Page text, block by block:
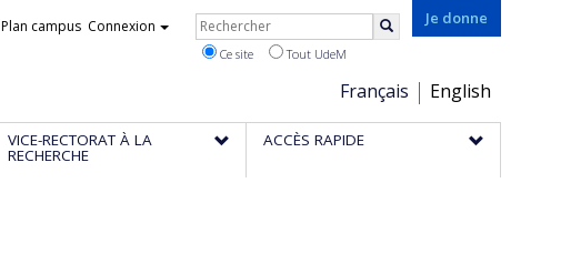
Je donne
Choix
de
la
Français English
Plan campus Connexion Rechercher
Ce site Tout UdeM
VICE-RECTORAT À LA
RECHERCHE
ACCÈS RAPIDE